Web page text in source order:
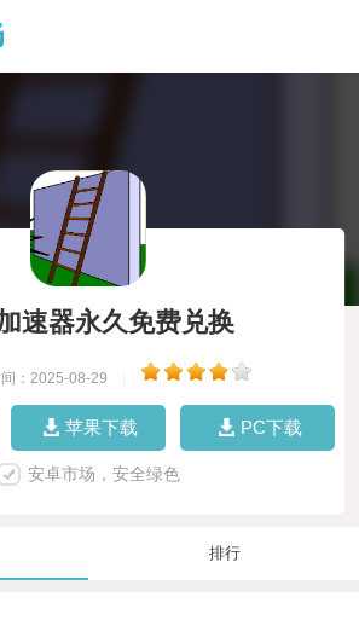
速器永久免费兑换
：2025-08-29
苹果下载 PC下载
安卓市场，安全绿色
排行